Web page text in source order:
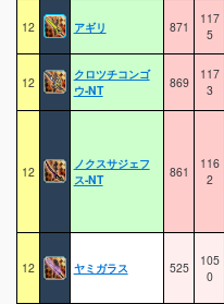
12 アギリ 871
117
5
12
クロツチコンゴ
ウ-NT
869
117
3
12
ノクスサジェフ
ス-NT
861
116
2
12 ヤミガラス 525
105
0